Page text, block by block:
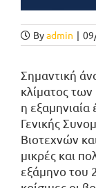
Byadmin |
Σημαντική
κλίματος
η εξαμηνιαία
Γενικής
Βιοτεχνών
μικρές και
εξάμηνο του